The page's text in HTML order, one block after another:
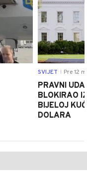
SVIJET Pre 12
PRAVNI
BLOKIRAO
BIJELOJ
DOLARA